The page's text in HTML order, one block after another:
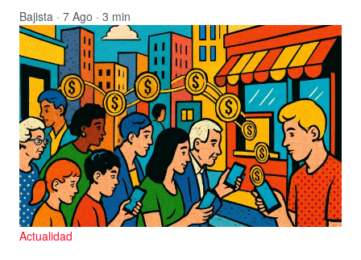
Bajista · 7 Ago · 3 min
Actualidad